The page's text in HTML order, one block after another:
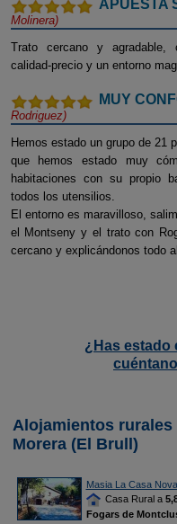
APUESTA
Molinera)
Trato cercano y agradable,
calidad-precio y un entorno
MUY
Rodriguez)
Hemos estado un grupo de 21
que hemos estado muy
habitaciones con su propio
todos los utensilios.
El entorno es maravilloso,
el Montseny y el trato con
cercano y explicándonos todo
¿Has estado
Alojamientos rurales
Morera (El Brull)
Masia La Casa
Casa Rural a
Fogars de